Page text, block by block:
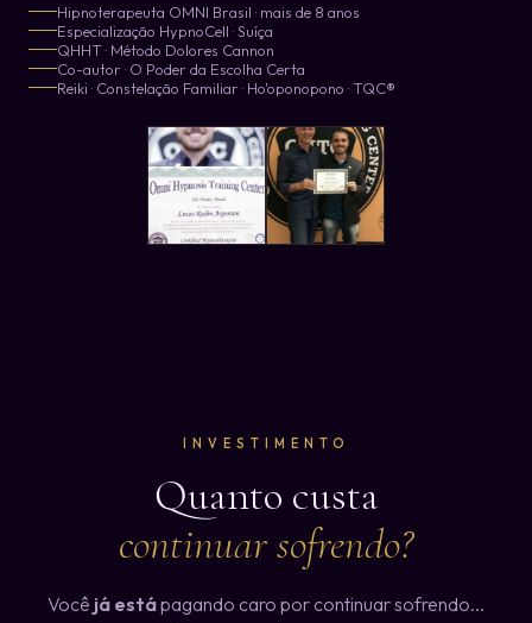
Hipnoterapeuta OMNI Brasil · mais de 8 anos
Especialização HypnoCell · Suíça
QHHT · Método Dolores Cannon
Co-autor · O Poder da Escolha Certa
Reiki · Constelação Familiar · Ho'oponopono · TQC®
INVESTIMENTO
Quanto custa
continuar sofrendo?
Você já estápagando caro por continuar sofrendo...